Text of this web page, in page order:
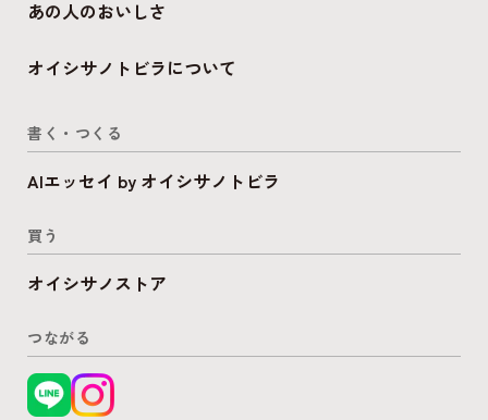
あの人のおいしさ
オイシサノトビラについて
書く・つくる
AIエッセイ by オイシサノトビラ
買う
オイシサノストア
つながる